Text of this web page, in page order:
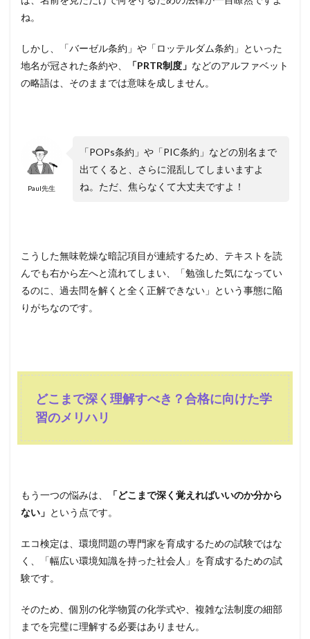
ね。
しかし、「バーゼル条約」や「ロッテルダム条約」といった
地名が冠された条約や、
「PRTR制度」 などのアルファベット
の略語は、そのままでは意味を成しません。
Paul先生
「POPs条約」や「PIC条約」などの別名まで
出てくると、さらに混乱してしまいますよ
ね。ただ、焦らなくて大丈夫ですよ！
こうした無味乾燥な暗記項目が連続するため、テキストを読
んでも右から左へと流れてしまい、「勉強した気になってい
るのに、過去問を解くと全く正解できない」という事態に陥
りがちなのです。
どこまで深く理解すべき？合格に向けた学
習のメリハリ
もう一つの悩みは、
「どこまで深く覚えればいいのか分から
ない」 という点です。
エコ検定は、環境問題の専門家を育成するための試験ではな
く、「幅広い環境知識を持った社会人」を育成するための試
験です。
そのため、個別の化学物質の化学式や、複雑な法制度の細部
までを完璧に理解する必要はありません。